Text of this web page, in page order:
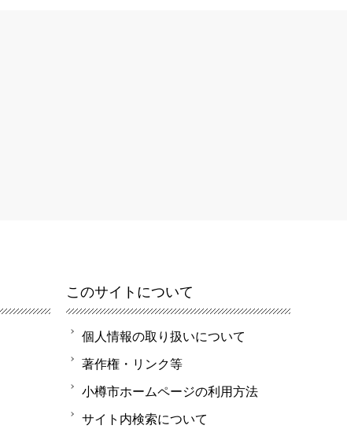
このサイトについて
個人情報の取り扱いについて
著作権・リンク等
小樽市ホームページの利用方法
サイト内検索について